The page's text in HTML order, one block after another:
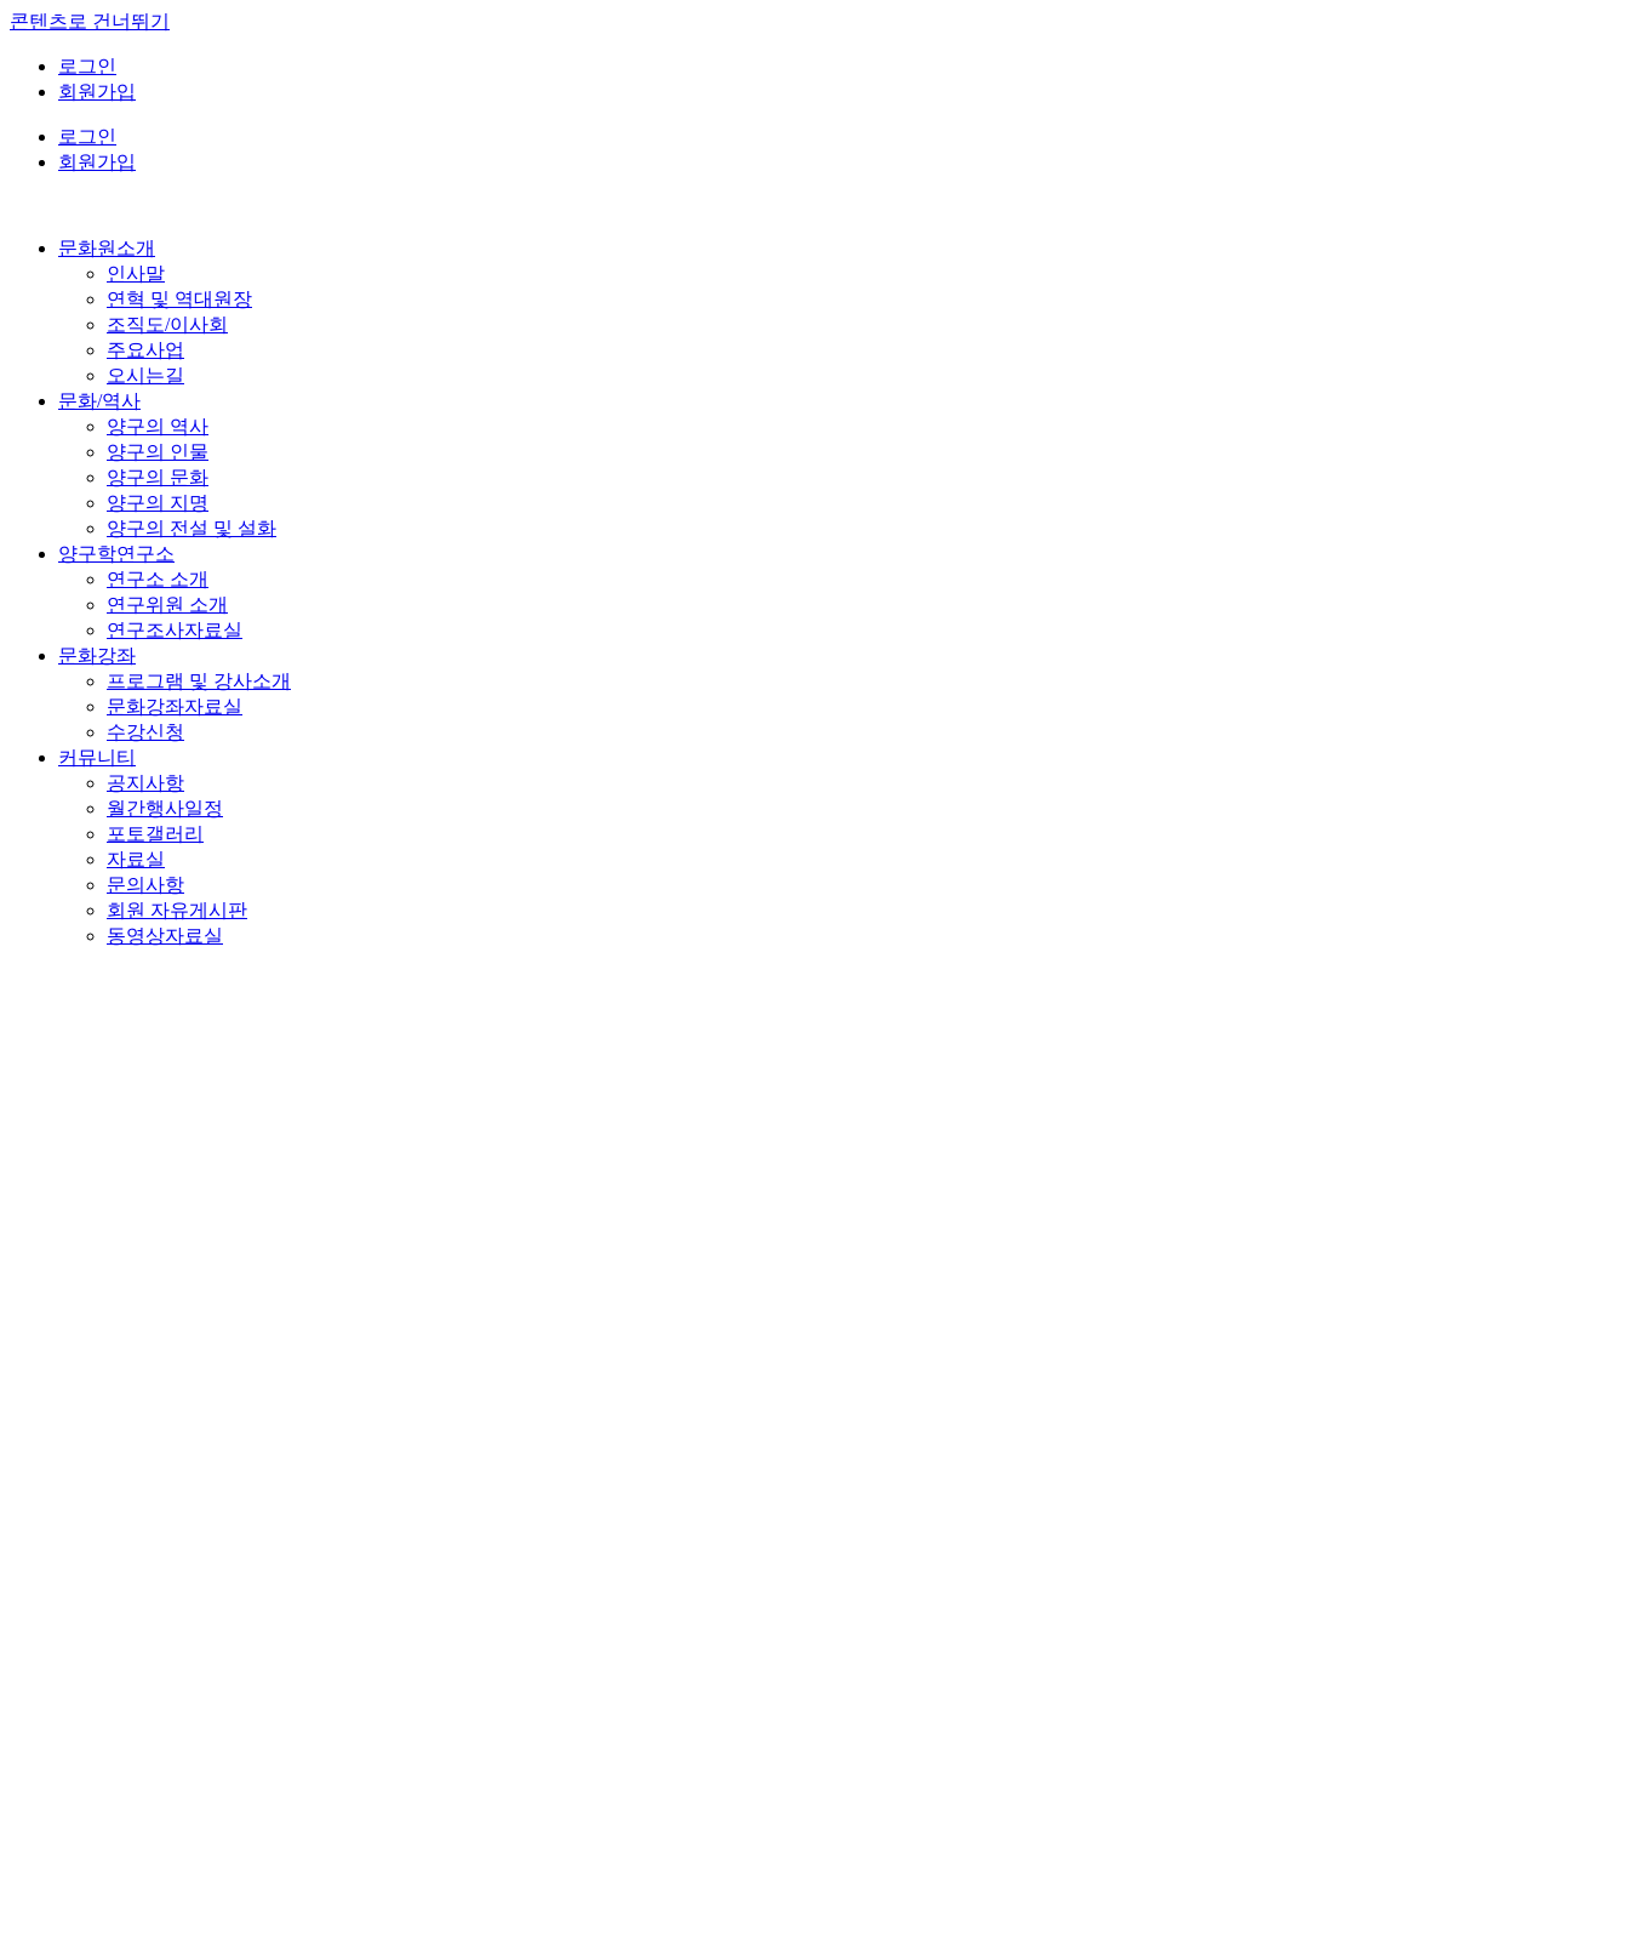
콘텐츠로 건너뛰기
로그인
회원가입
로그인
회원가입
문화원소개
인사말
연혁 및 역대원장
조직도/이사회
주요사업
오시는길
문화/역사
양구의 역사
양구의 인물
양구의 문화
양구의 지명
양구의 전설 및 설화
양구학연구소
연구소 소개
연구위원 소개
연구조사자료실
문화강좌
프로그램 및 강사소개
문화강좌자료실
수강신청
커뮤니티
공지사항
월간행사일정
포토갤러리
자료실
문의사항
회원 자유게시판
동영상자료실